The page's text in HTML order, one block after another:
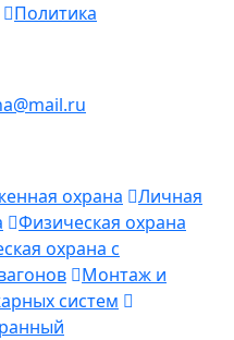
Политика
охрана
Личная
Физическая охрана
охрана с
Монтаж и
систем